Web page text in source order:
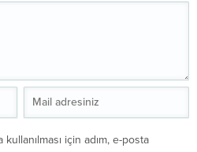
için adım, e-posta